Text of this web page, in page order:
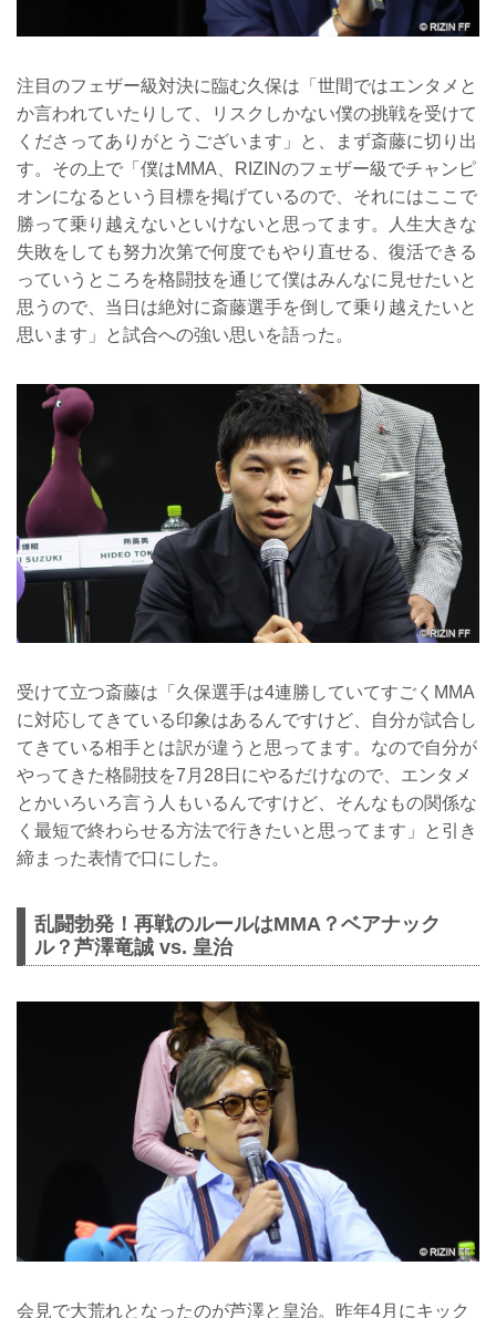
注目のフェザー級対決に臨む久保は「世間ではエンタメと
か言われていたりして、リスクしかない僕の挑戦を受けて
くださってありがとうございます」と、まず斎藤に切り出
す。その上で「僕はMMA、RIZINのフェザー級でチャンピ
オンになるという目標を掲げているので、それにはここで
勝って乗り越えないといけないと思ってます。人生大きな
失敗をしても努力次第で何度でもやり直せる、復活できる
っていうところを格闘技を通じて僕はみんなに見せたいと
思うので、当日は絶対に斎藤選手を倒して乗り越えたいと
思います」と試合への強い思いを語った。
受けて立つ斎藤は「久保選手は4連勝していてすごくMMA
に対応してきている印象はあるんですけど、自分が試合し
てきている相手とは訳が違うと思ってます。なので自分が
やってきた格闘技を7月28日にやるだけなので、エンタメ
とかいろいろ言う人もいるんですけど、そんなもの関係な
く最短で終わらせる方法で行きたいと思ってます」と引き
締まった表情で口にした。
乱闘勃発！再戦のルールはMMA？ベアナック
ル？芦澤竜誠 vs. 皇治
会見で大荒れとなったのが芦澤と皇治。昨年4月にキック